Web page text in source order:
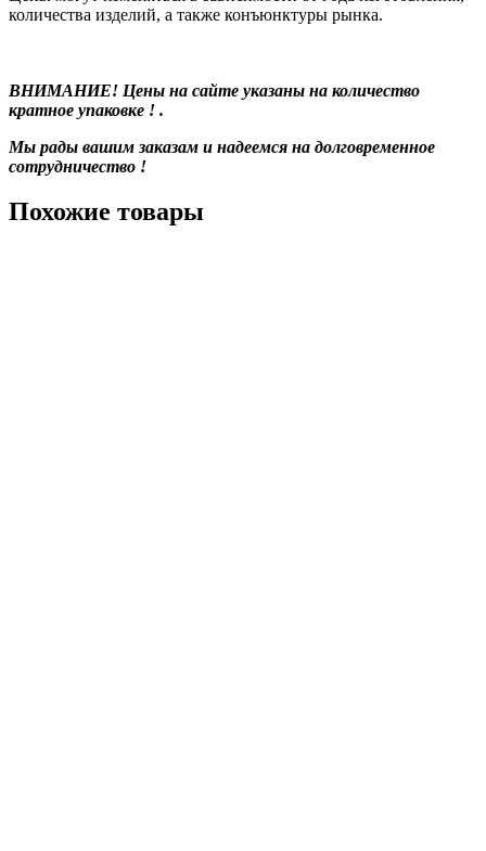
количества изделий, а также конъюнктуры рынка.
ВНИМАНИЕ! Цены на сайте указаны на количество
кратное упаковке ! .
Мы рады вашим заказам и надеемся на долговременное
сотрудничество !
Похожие товары